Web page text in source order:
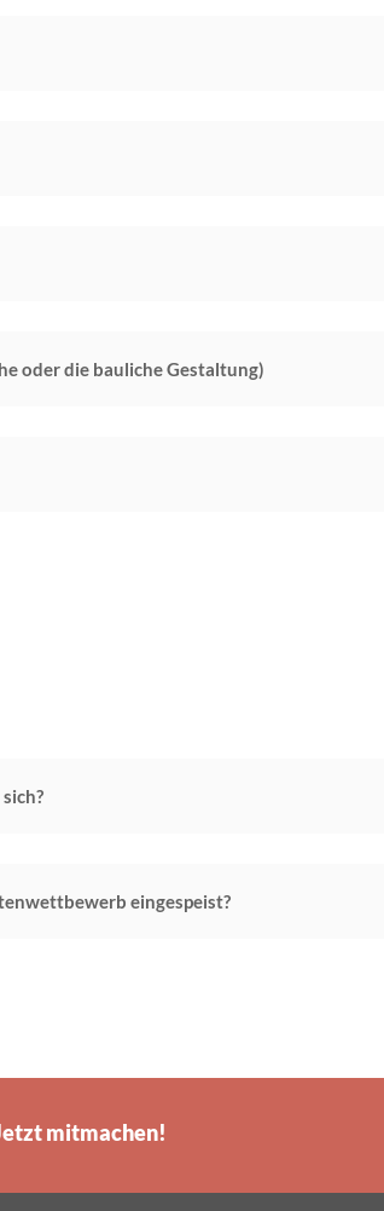
oder die bauliche Gestaltung)
eingespeist?
mitmachen!